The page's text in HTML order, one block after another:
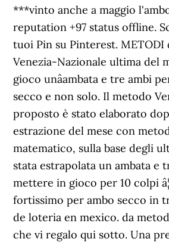
***vinto anche a maggio
reputation +97 status offline.
tuoi Pin su Pinterest. METODI
Venezia-Nazionale ultima del
gioco unâambata e tre ambi
secco e non solo. Il metodo
proposto è stato elaborato
estrazione del mese con
matematico, sulla base degli
stata estrapolata un ambata e
mettere in gioco per 10 colpi
fortissimo per ambo secco in
de loteria en mexico. da
che vi regalo qui sotto. Una